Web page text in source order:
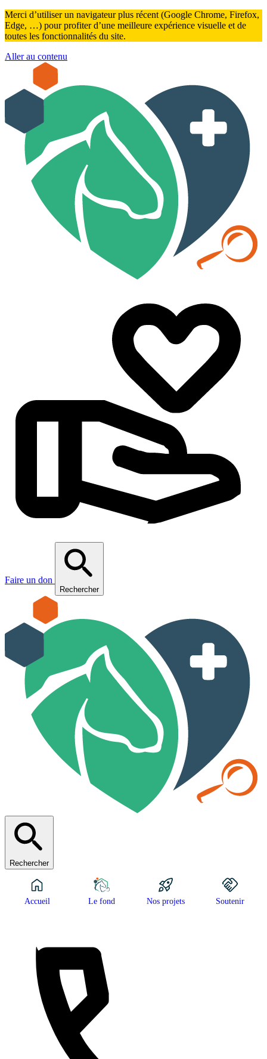
Merci d’utiliser un navigateur plus récent (Google Chrome, Firefox,
Edge, …) pour profiter d’une meilleure expérience visuelle et de
toutes les fonctionnalités du site.
Aller au contenu
Faire un don
Rechercher
Rechercher
Accueil Le fond Nos projets Soutenir